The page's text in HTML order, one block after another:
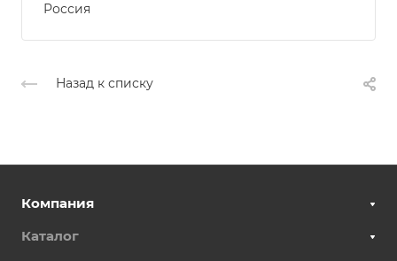
Россия
Назад к списку
Компания
Каталог